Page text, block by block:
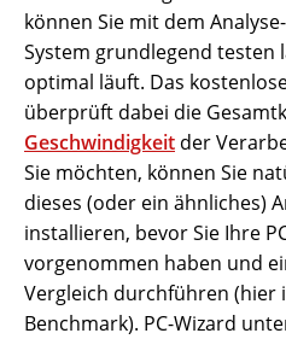
können Sie mit dem
System grundlegend testen
optimal läuft. Das
überprüft dabei die
Geschwindigkeit der
Sie möchten, können Sie
dieses (oder ein ähnliches)
installieren, bevor Sie Ihre
vorgenommen haben und
Vergleich durchführen (hier
Benchmark). PC-Wizard